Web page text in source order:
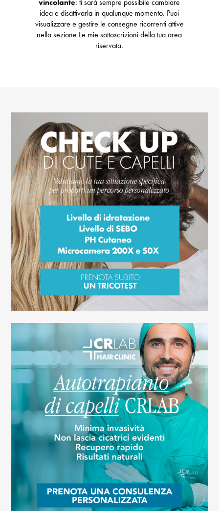
vincolante: ti sarà sempre possibile cambiare
idea e disattivarla in qualunque momento. Puoi
visualizzare e gestire le consegne ricorrenti attive
nella sezione Le mie sottoscrizioni della tua area
riservata.